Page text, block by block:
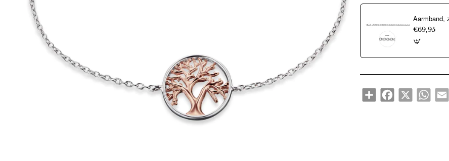
€69,95
ShareFacebook
X